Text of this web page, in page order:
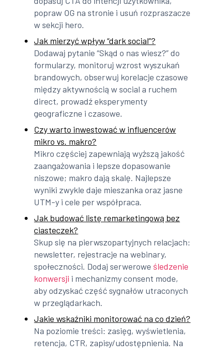
popraw OG na stronie i usuń rozpraszacze
w sekcji hero.
Jak mierzyć wpływ “dark social”?
Dodawaj pytanie “Skąd o nas wiesz?” do
formularzy, monitoruj wzrost wyszukań
brandowych, obserwuj korelacje czasowe
między aktywnością w social a ruchem
direct, prowadź eksperymenty
geograficzne i czasowe.
Czy warto inwestować w influencerów
mikro vs. makro?
Mikro częściej zapewniają wyższą jakość
zaangażowania i lepsze dopasowanie
niszowe; makro dają skalę. Najlepsze
wyniki zwykle daje mieszanka oraz jasne
UTM-y i cele per współpraca.
Jak budować listę remarketingową bez
ciasteczek?
Skup się na pierwszopartyjnych relacjach:
newsletter, rejestracje na webinary,
społeczności. Dodaj serwerowe śledzenie
konwersji i mechanizmy consent mode,
aby odzyskać część sygnałów utraconych
w przeglądarkach.
Jakie wskaźniki monitorować na co dzień?
Na poziomie treści: zasięg, wyświetlenia,
retencja, CTR, zapisy/udostępnienia. Na